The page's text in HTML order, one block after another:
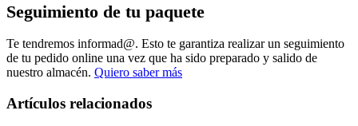
Seguimiento de tu paquete
Te tendremos informad@. Esto te garantiza realizar un seguimiento
de tu pedido online una vez que ha sido preparado y salido de
nuestro almacén. Quiero saber más
Artículos relacionados